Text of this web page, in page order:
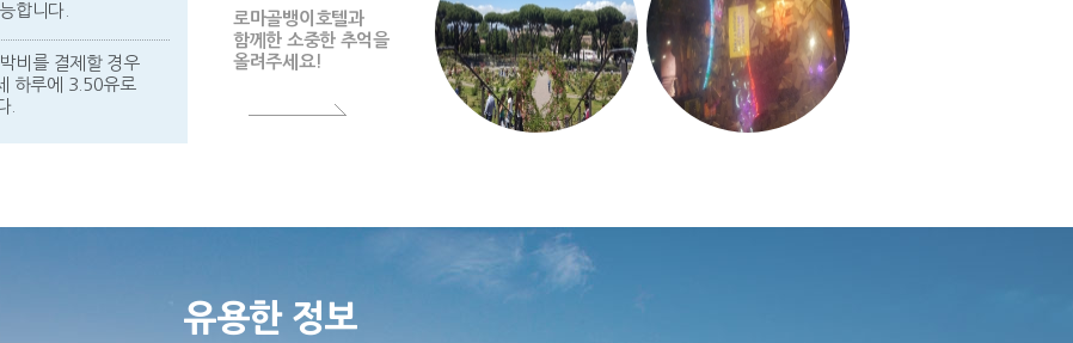
합니다.
비를 결제할 경우
하루에 3.50유로
.
로마골뱅이호텔과
함께한 소중한 추억을
올려주세요!
유용한 정보